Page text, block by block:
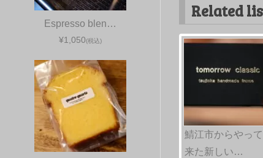
Related
鯖江市からやって
来た新しい…
Espresso blen…
¥1,050(税込)